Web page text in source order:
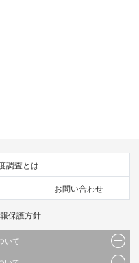
調査とは
お問い合わせ
保護方針
いて